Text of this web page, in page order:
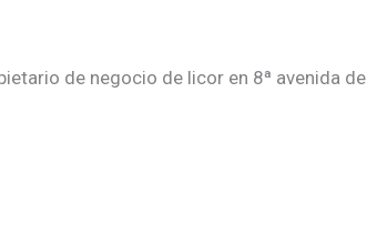
de negocio de licor en 8ª avenida de